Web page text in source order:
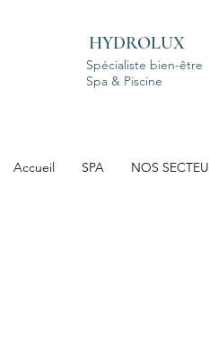
HYDROLUX
Spécialiste bien-être
Spa & Piscine
Accueil SPA NOS